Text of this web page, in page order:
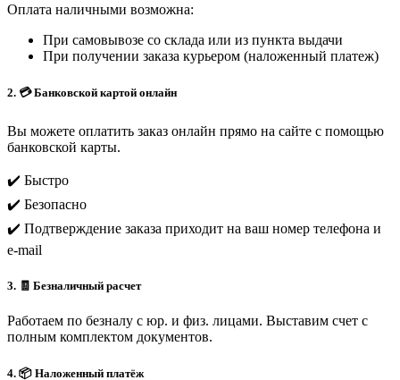
Оплата наличными возможна:
При самовывозе со склада или из пункта выдачи
При получении заказа курьером (наложенный платеж)
2. 💳 Банковской картой онлайн
Вы можете оплатить заказ онлайн прямо на сайте с помощью
банковской карты.
✔️ Быстро
✔️ Безопасно
✔️ Подтверждение заказа приходит на ваш номер телефона и
e-mail
3. 🧾 Безналичный расчет
Работаем по безналу с юр. и физ. лицами. Выставим счет с
полным комплектом документов.
4. 📦 Наложенный платёж